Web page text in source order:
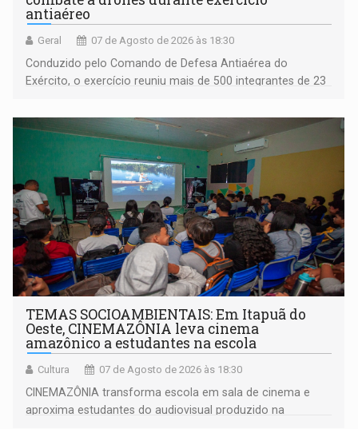
antiaéreo
Geral 07 de Agosto de 2026 às 18:30
Conduzido pelo Comando de Defesa Antiaérea do
Exército, o exercício reuniu mais de 500 integrantes de 23
TEMAS SOCIOAMBIENTAIS: Em Itapuã do
Oeste, CINEMAZÔNIA leva cinema
amazônico a estudantes na escola
Cultura 07 de Agosto de 2026 às 18:30
CINEMAZÔNIA transforma escola em sala de cinema e
aproxima estudantes do audiovisual produzido na